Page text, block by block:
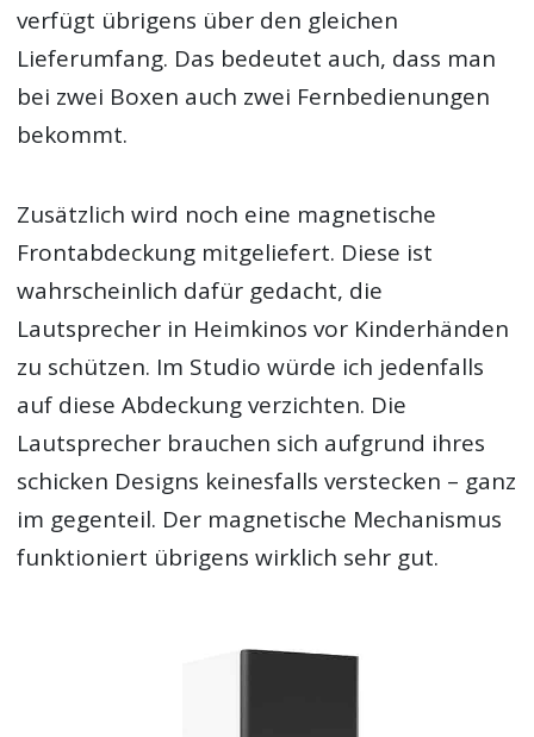
verfügt übrigens über den gleichen
Lieferumfang. Das bedeutet auch, dass man
bei zwei Boxen auch zwei Fernbedienungen
bekommt.
Zusätzlich wird noch eine magnetische
Frontabdeckung mitgeliefert. Diese ist
wahrscheinlich dafür gedacht, die
Lautsprecher in Heimkinos vor Kinderhänden
zu schützen. Im Studio würde ich jedenfalls
auf diese Abdeckung verzichten. Die
Lautsprecher brauchen sich aufgrund ihres
schicken Designs keinesfalls verstecken – ganz
im gegenteil. Der magnetische Mechanismus
funktioniert übrigens wirklich sehr gut.